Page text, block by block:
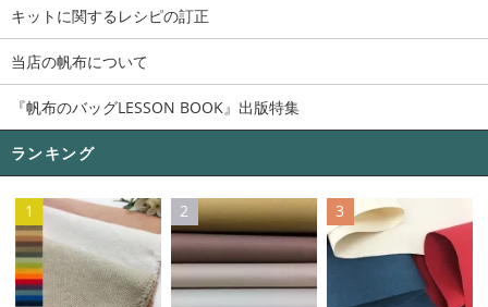
キットに関するレシピの訂正
当店の帆布について
『帆布のバッグLESSON BOOK』出版特集
ランキング
1 2 3